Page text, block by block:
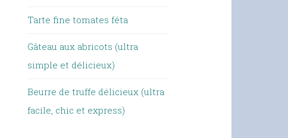
Tarte fine tomates féta
Gâteau aux abricots (ultra
simple et délicieux)
Beurre de truffe délicieux (ultra
facile, chic et express)